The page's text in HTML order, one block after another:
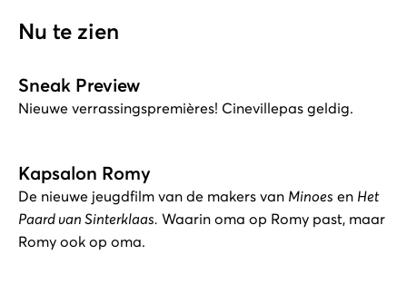
Nu te zien
Sneak Preview
Nieuwe verrassingspremières! Cinevillepas geldig.
Kapsalon Romy
De nieuwe jeugdfilm van de makers van Minoes en Het
Paard van Sinterklaas. Waarin oma op Romy past, maar
Romy ook op oma.